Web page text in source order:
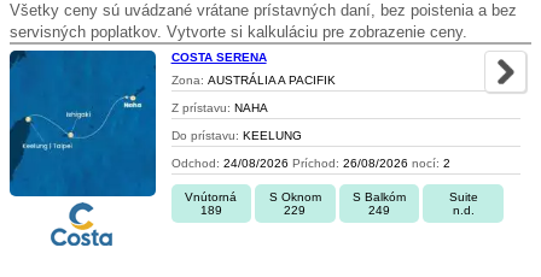
Všetky ceny sú uvádzané vrátane prístavných daní, bez poistenia a bez
servisných poplatkov. Vytvorte si kalkuláciu pre zobrazenie ceny.
COSTA SERENA
Zona: AUSTRÁLIA A PACIFIK
Z prístavu: NAHA
Do prístavu: KEELUNG
Odchod: 24/08/2026 Príchod: 26/08/2026 nocí: 2
Vnútorná
189
S Oknom
229
S Balkóm
249
Suite
n.d.